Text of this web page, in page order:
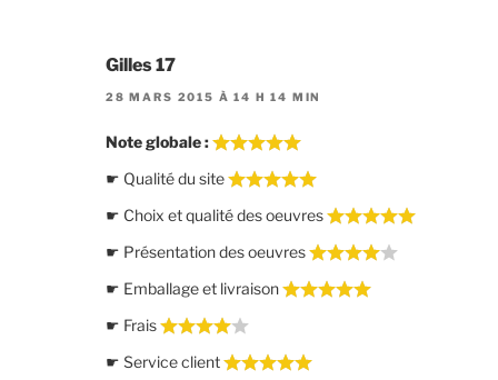
Gilles 17
28 MARS 2015 À 14 H 14 MIN
Note globale :
☛ Qualité du site
☛ Choix et qualité des oeuvres
☛ Présentation des oeuvres
☛ Emballage et livraison
☛ Frais
☛ Service client